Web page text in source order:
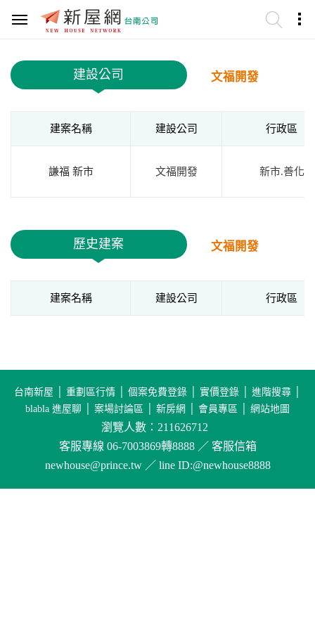
建設公司 文福開發
建案名稱 建設公司 行政區
謙福 新市 文福開發 新市.善化
歷史建案 文福開發
建案名稱 建設公司 行政區
台南新屋 重劃區行情 個案免費登錄 實價登錄 進階搜尋
blabla 進屋聊
案場討論區 新房網 會員專區 網站地圖
瀏覽人數：211626712
客服專線 06-7003869轉8888 ／ 客服信箱
newhouse@prince.tw ／ line ID:@newhouse8888